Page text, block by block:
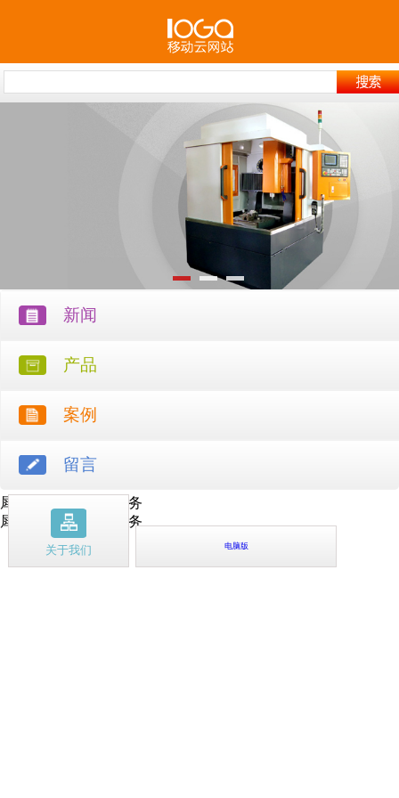
新闻
产品
案例
留言
关于我们 电脑版
犀牛云提供云计算服务
犀牛云提供企业云服务